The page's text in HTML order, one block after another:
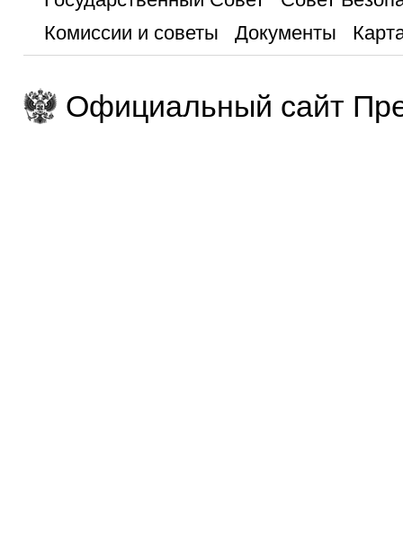
Комиссии и советы
Документы
Официальный сайт